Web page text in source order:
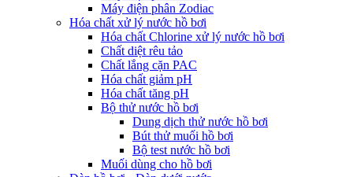
Máy điện phân Zodiac
Hóa chất xử lý nước hồ bơi
Hóa chất Chlorine xử lý nước hồ bơi
Chất diệt rêu tảo
Chất lắng cặn PAC
Hóa chất giảm pH
Hóa chất tăng pH
Bộ thử nước hồ bơi
Dung dịch thử nước hồ bơi
Bút thử muối hồ bơi
Bộ test nước hồ bơi
Muối dùng cho hồ bơi